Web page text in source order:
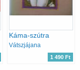
Káma-szútra
Vátszjájana
1 490 Ft